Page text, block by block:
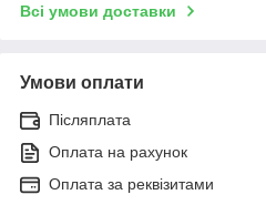
Всі умови доставки
Умови оплати
Післяплата
Оплата на рахунок
Оплата за реквізитами